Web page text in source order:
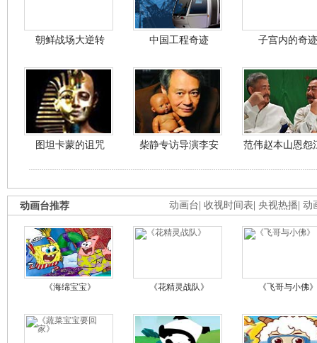
朝鲜战场大逆转 中国工程奇迹 子宫内的奇迹
图坦卡蒙的诅咒 柴静专访导演李安 范伟赵本山恩怨
动画台 收视时间表 央视热播 动
动画台推荐
《海绵宝宝》 《花精灵战队》 《飞哥与小佛》